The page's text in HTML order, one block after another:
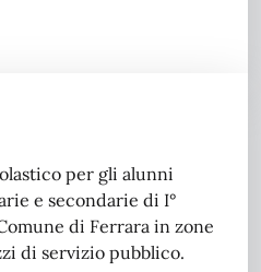
per gli alunni
e secondarie di I°
di Ferrara in zone
di servizio pubblico.